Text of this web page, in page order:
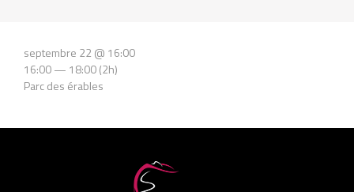
septembre 22 @ 16:00
16:00 — 18:00(2h)
Parc des érables